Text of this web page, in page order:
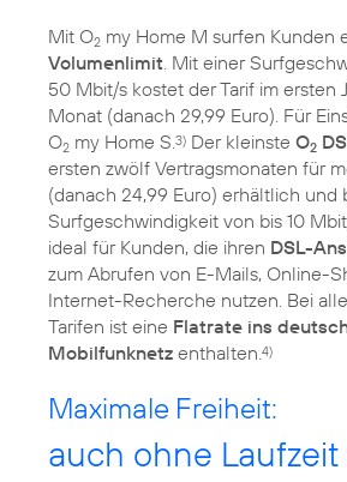
Mit O2 my Home M surfen Kunden
Volumenlimit. Mit einer
50 Mbit/s kostet der Tarif im ersten
Monat (danach 29,99 Euro). Für
O2 my Home S.3) Der kleinste O2
ersten zwölf Vertragsmonaten für
(danach 24,99 Euro) erhältlich und
Surfgeschwindigkeit von bis 10
ideal für Kunden, die ihren DSL-
zum Abrufen von E-Mails, Online-
Internet-Recherche nutzen. Bei
Tarifen ist eine Flatrate ins
Mobilfunknetz enthalten.4)
Maximale Freiheit:
auch ohne